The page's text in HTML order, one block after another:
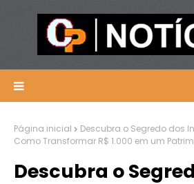
Página inicial
Descubra o Segredo dos
Como Transformar R$ 1.000 em um
Descubra o